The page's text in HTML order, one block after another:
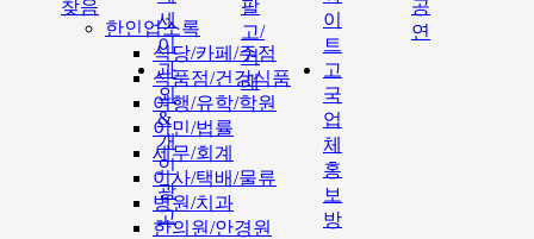
한인업소록
식당/카페/주점
식품점/건강식품
여행/유학/학원
이민/법률
세무/회계
이사/택배/물류
병원/치과
한의원/안경원
찾음
세
이
과
외
&
개
인
광
고
팔
고/
거
래
이
트
고
국
업
체
홍
보
방
공
연